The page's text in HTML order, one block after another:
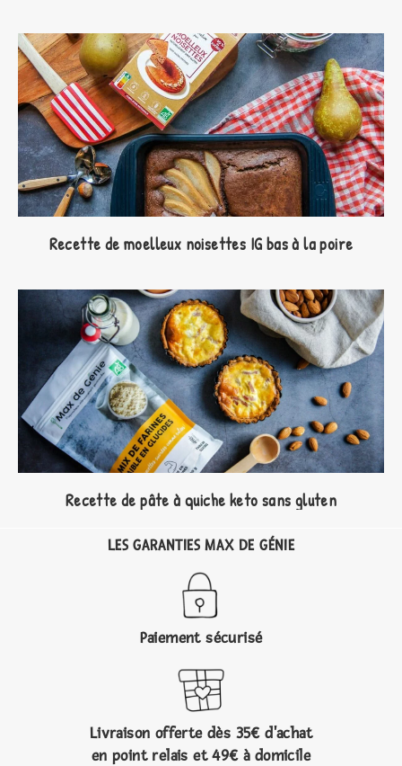
Recette de moelleux noisettes IG bas à la poire
Recette de pâte à quiche keto sans gluten
LES GARANTIES MAX DE GÉNIE
Paiement sécurisé
Livraison offerte dès 35€ d'achat
en point relais et 49€ à domicile